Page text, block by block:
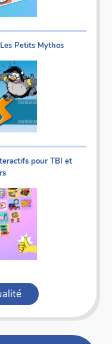
Petits Mythos
pour TBI et